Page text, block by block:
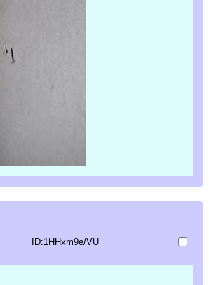
ID:1HHxm9e/VU